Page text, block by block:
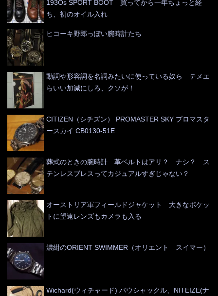
193Os SPORT BOOT 買ってから一年ちょっと経
ち、初のオイル入れ
ヒコーキ野郎っぽい腕時計たち
動詞や形容詞を名詞みたいに使っている奴ら テメエ
らいい加減にしろ、クソが！
CITIZEN（シチズン） PROMASTER SKY プロマスタ
ースカイ CB0130-51E
葬式のときの腕時計 革ベルトはアリ？ ナシ？ ス
テンレスブレスってカジュアルすぎじゃない？
オーストリア軍フィールドジャケット 大きなポケッ
トに望遠レンズもカメラも入る
濃紺のORIENT SWIMMER（オリエント スイマー）
Wichard(ウィチャード) バウシャックル、NITEIZE(ナ